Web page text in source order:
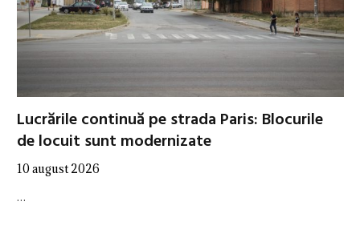
Lucrările continuă pe strada Paris: Blocurile
de locuit sunt modernizate
10 august 2026
…